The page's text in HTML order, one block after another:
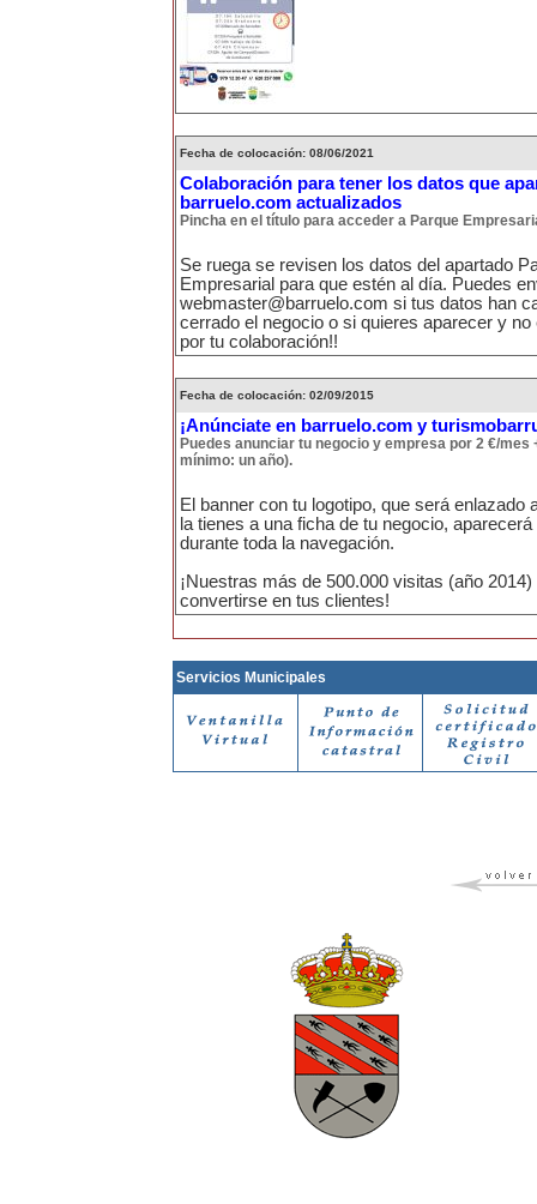
Fecha de colocación: 08/06/2021
Colaboración para tener los datos que
barruelo.com actualizados
Pincha en el título para acceder a Parque
Se ruega se revisen los datos del apartado
Empresarial para que estén al día. Puedes
webmaster@barruelo.com si tus datos han
cerrado el negocio o si quieres aparecer y
por tu colaboración!!
Fecha de colocación: 02/09/2015
¡Anúnciate en barruelo.com y
Puedes anunciar tu negocio y empresa por 2 €/mes
mínimo: un año).
El banner con tu logotipo, que será enlazado
la tienes a una ficha de tu negocio,
durante toda la navegación.
¡Nuestras más de 500.000 visitas (año 2014)
convertirse en tus clientes!
Servicios Municipales